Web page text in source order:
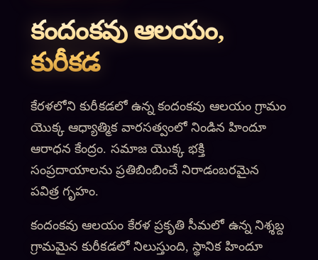
కందంకవు ఆలయం,
కురీకడ
కేరళలోని కురీకడలో ఉన్న కందంకవు ఆలయం గ్రామం
యొక్క ఆధ్యాత్మిక వారసత్వంలో నిండిన హిందూ
ఆరాధన కేంద్రం. సమాజ యొక్క భక్తి
సంప్రదాయాలను ప్రతిబింబించే నిరాడంబరమైన
పవిత్ర గృహం.
కందంకవు ఆలయం కేరళ ప్రకృతి సీమలో ఉన్న నిశ్శబ్ద
గ్రామమైన కురీకడలో నిలుస్తుంది, స్థానిక హిందూ